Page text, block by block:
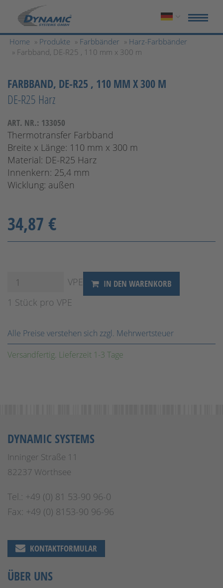
Home » Produkte » Farbbänder » Harz-Farbbänder
» Farbband, DE-R25 , 110 mm x 300 m
FARBBAND, DE-R25 , 110 MM X 300 M
DE-R25 Harz
ART. NR.: 133050
Thermotransfer Farbband
Breite x Länge: 110 mm x 300 m
Material: DE-R25 Harz
Innenkern: 25,4 mm
Wicklung: außen
34,87 €
VPE IN DEN WARENKORB
1 Stück pro VPE
Alle Preise verstehen sich zzgl. Mehrwertsteuer
Versandfertig. Lieferzeit 1-3 Tage
DYNAMIC SYSTEMS
Inninger Straße 11
82237 Wörthsee
Tel.: +49 (0) 81 53-90 96-0
Fax: +49 (0) 8153-90 96-96
KONTAKTFORMULAR
ÜBER UNS